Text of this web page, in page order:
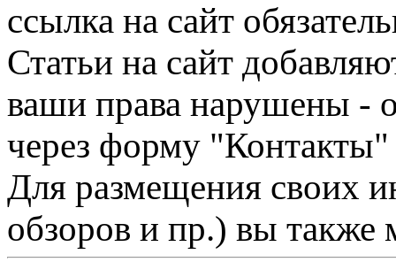
ссылка на сайт
Статьи на сайт
ваши права нарушены -
через форму "Контакты"
Для размещения своих
обзоров и пр.) вы также